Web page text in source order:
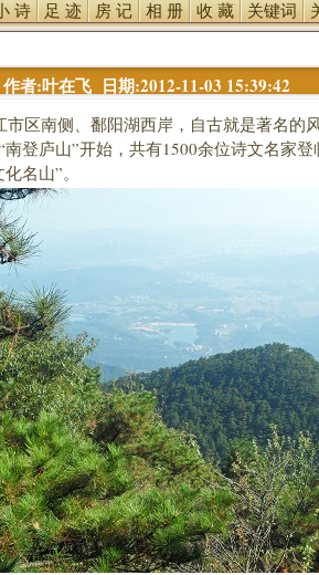
诗 足 迹 房 记 相 册 收 藏 关键词
作者:叶在飞 日期:2012-11-03 15:39:42
南侧、鄱阳湖西岸，自古就是著名的
登庐山”开始，共有1500余位诗文名家
名山”。